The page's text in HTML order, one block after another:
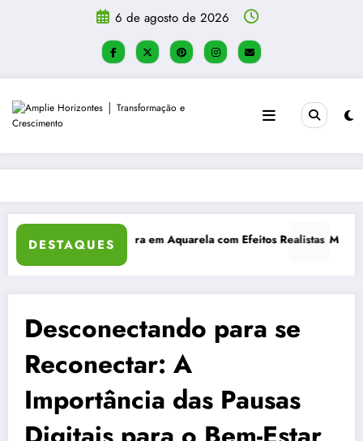
6 de agosto de 2026
DESTAQUES
Bullet Journal: organização, flexibilidade e criatividade
Desconectando para se
Reconectar: A
Importância das Pausas